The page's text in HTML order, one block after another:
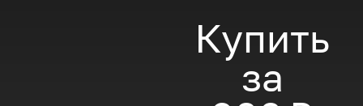
Купить
за